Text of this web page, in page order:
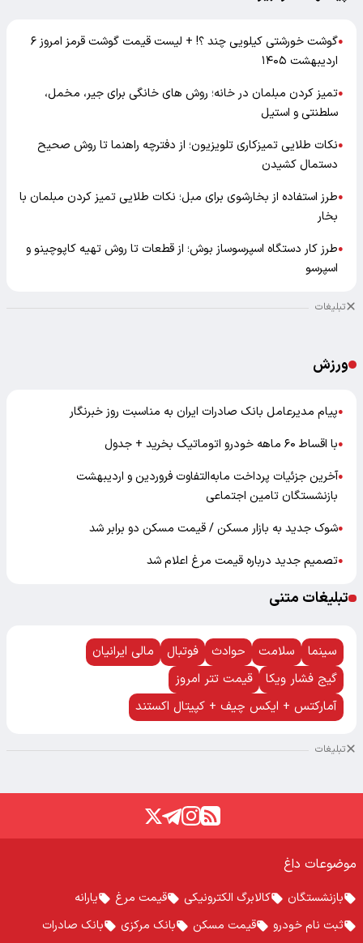
●
گوشت خورشتی کیلویی چند ؟! + لیست قیمت گوشت قرمز امروز ۶
اردیبهشت ۱۴۰۵
●تمیز کردن مبلمان در خانه؛ روش های خانگی برای جیر، مخمل،
سلطنتی و استیل
●نکات طلایی تمیزکاری تلویزیون؛ از دفترچه راهنما تا روش صحیح
دستمال کشیدن
●طرز استفاده از بخارشوی برای مبل؛ نکات طلایی تمیز کردن مبلمان با
بخار
●طرز کار دستگاه اسپرسوساز بوش؛ از قطعات تا روش تهیه کاپوچینو و
اسپرسو
تبلیغات
ورزش
●پیام مدیرعامل بانک صادرات ایران به مناسبت روز خبرنگار
●با اقساط ۶۰ ماهه خودرو اتوماتیک بخرید + جدول
●آخرین جزئیات پرداخت مابه‌التفاوت فروردین و اردیبهشت
بازنشستگان تامین اجتماعی
●شوک جدید به بازار مسکن / قیمت مسکن دو برابر شد
●تصمیم جدید درباره قیمت مرغ اعلام شد
تبلیغات متنی
سینما سلامت حوادث فوتبال
مالی ایرانیان
گیج فشار ویکا
قیمت تتر امروز
آمارکتس + ایکس چیف + کپیتال اکستند
تبلیغات
موضوعات داغ
بازنشستگان کالابرگ الکترونیکی قیمت مرغ
یارانه
ثبت نام خودرو
قیمت مسکن بانک مرکزی بانک صادرات